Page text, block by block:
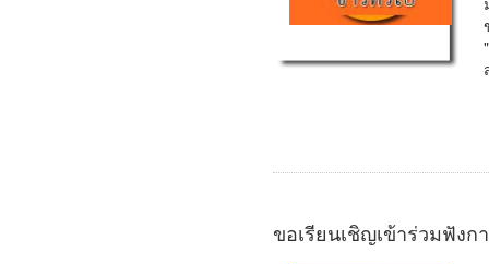
ขอเรียนเชิญเข้าร่วมฟัง